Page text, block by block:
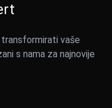
vaše
s nama za najnovije